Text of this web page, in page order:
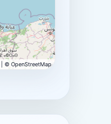
© OpenStreetMap